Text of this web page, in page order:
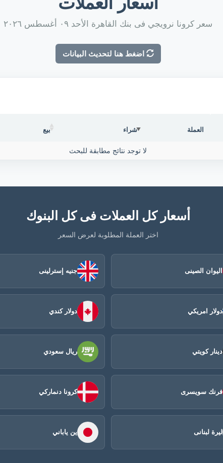
سعر كرونا نرويجي فى بنك القاهرة الأحد ٠٩ أغسطس ٢٠٢٦
اضغط هنا لتحديث البيانات
العملة شراء بيع
لا توجد نتائج مطابقة للبحث
أسعار كل العملات فى كل البنوك
اختر العملة المطلوبة لعرض السعر
اليوان الصينى​ جنيه إسترلينى
دولار امريكي دولار كندي
دينار كويتي ريال سعودي
فرنك سويسرى كرونا دنماركي
ليرة لبنانى ين ياباني